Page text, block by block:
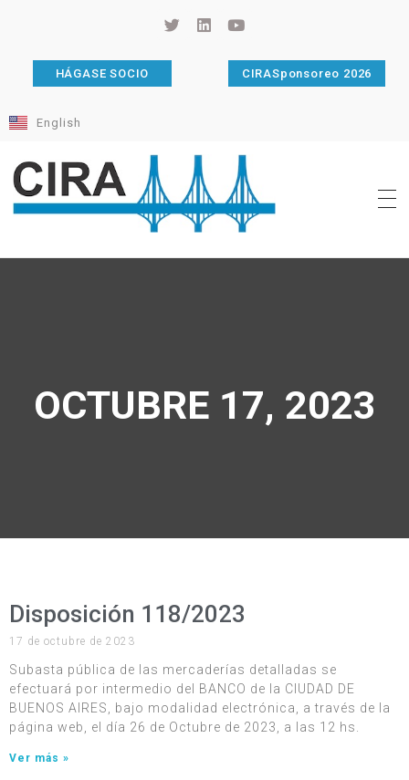
HÁGASE SOCIO CIRASponsoreo 2026
English
OCTUBRE 17, 2023
Disposición 118/2023
17 de octubre de 2023
Subasta pública de las mercaderías detalladas se
efectuará por intermedio del BANCO de la CIUDAD DE
BUENOS AIRES, bajo modalidad electrónica, a través de la
página web, el día 26 de Octubre de 2023, a las 12 hs.
Ver más »